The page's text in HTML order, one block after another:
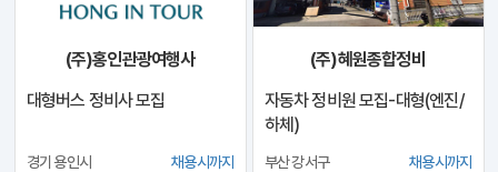
(주)홍인관광여행사
대형버스 정비사 모집
경기 용인시 채용시까지
(주)혜원종합정비
자동차 정비원 모집-대형(엔진/
하체)
부산 강서구 채용시까지